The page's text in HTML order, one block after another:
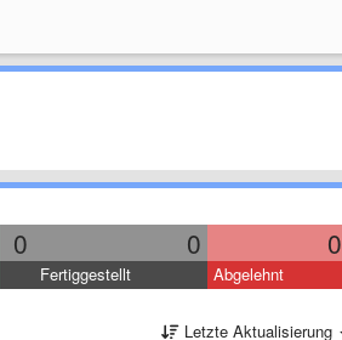
0 0 0
Fertiggestellt Abgelehnt
Letzte Aktualisierung